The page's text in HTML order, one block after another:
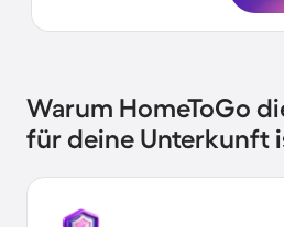
Warum HomeToGo
für deine Unterkunft